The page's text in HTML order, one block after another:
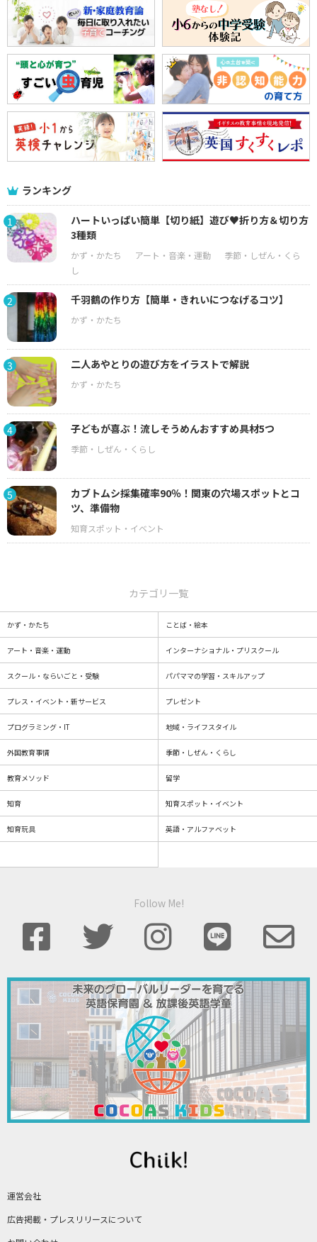
ランキング
1
ハートいっぱい簡単【切り紙】遊び♥折り方＆切り方
3種類
2 千羽鶴の作り方【簡単・きれいにつなげるコツ】
3 二人あやとりの遊び方をイラストで解説
4 子どもが喜ぶ！流しそうめんおすすめ具材5つ
5
カブトムシ採集確率90％！関東の穴場スポットとコ
ツ、準備物
運営会社
広告掲載・プレスリリースについて
カテゴリ一覧
かず・かたち ことば・絵本
アート・音楽・運動 インターナショナル・プリスクール
スクール・ならいごと・受験 パパママの学習・スキルアップ
プレス・イベント・新サービス プレゼント
プログラミング・IT 地域・ライフスタイル
外国教育事情 季節・しぜん・くらし
教育メソッド 留学
知育 知育スポット・イベント
知育玩具 英語・アルファベット
Follow Me!